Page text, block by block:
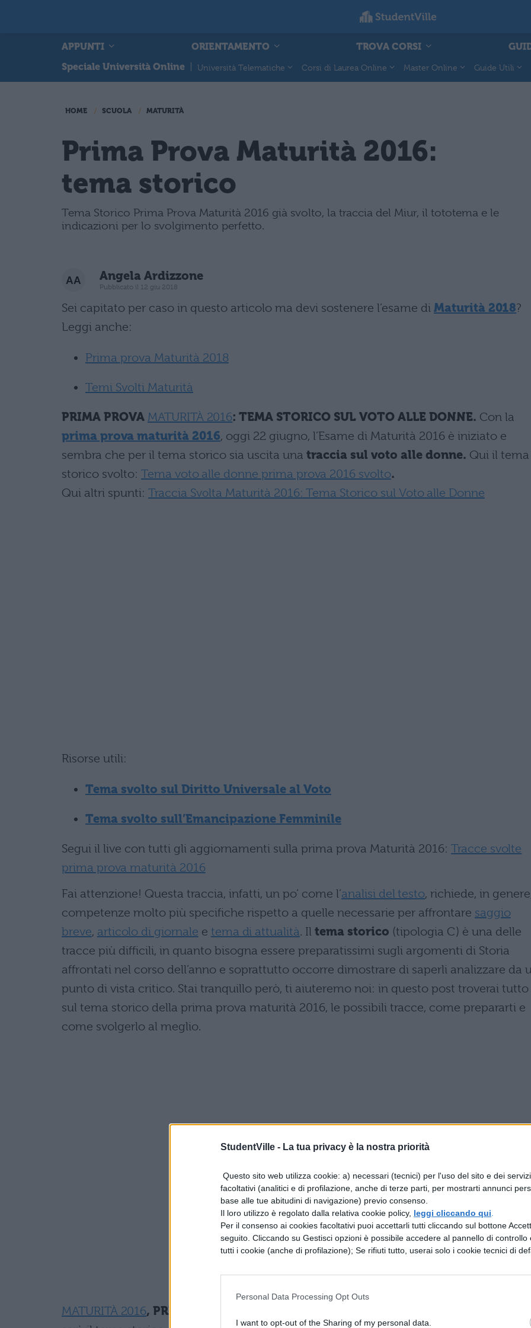
StudentVille - La tua privacy è la nostra priorità
Questo sito web utilizza cookie: a) necessari (tecnici) per l'uso del sito e dei
facoltativi (analitici e di profilazione, anche di terze parti, per mostrarti annunci
base alle tue abitudini di navigazione) previo consenso.
Il loro utilizzo è regolato dalla relativa cookie policy, leggi cliccando qui
Per il consenso ai cookies facoltativi puoi accettarli tutti cliccando sul bottone
seguito. Cliccando su Gestisci opzioni è possibile accedere al pannello di controllo
tutti i cookie (anche di profilazione); Se rifiuti tutto, userai solo i cookie tecnici di
Personal Data Processing Opt Outs
I want to opt-out of the Sharing of my personal data.
APPUNTI ORIENTAMENTO TROVA CORSI
Speciale Università Online
Università Telematiche Corsi di Laurea Online Master Online Guide Utili
HOME SCUOLA MATURITÀ
Prima Prova Maturità 2016:
tema storico
Tema Storico Prima Prova Maturità 2016 già svolto, la traccia del Miur, il tototema e le
indicazioni per lo svolgimento perfetto.
Angela Ardizzone
Pubblicato il 12 giu 2018
Sei capitato per caso in questo articolo ma devi sostenere l’esame di Maturità 2018?
Leggi anche:
Prima prova Maturità 2018
Temi Svolti Maturità
PRIMA PROVA MATURITÀ 2016: TEMA STORICO SUL VOTO ALLE DONNE. Con la
prima prova maturità 2016, oggi 22 giugno, l’Esame di Maturità 2016 è iniziato e
sembra che per il tema storico sia uscita una traccia sul voto alle donne. Qui il tema
storico svolto: Tema voto alle donne prima prova 2016 svolto.
Qui altri spunti: Traccia Svolta Maturità 2016: Tema Storico sul Voto alle Donne
Risorse utili:
Tema svolto sul Diritto Universale al Voto
Tema svolto sull’Emancipazione Femminile
Segui il live con tutti gli aggiornamenti sulla prima prova Maturità 2016: Tracce svolte
prima prova maturità 2016
Fai attenzione! Questa traccia, infatti, un po’ come l’analisi del testo, richiede, in
competenze molto più specifiche rispetto a quelle necessarie per affrontare saggio
breve, articolo di giornale e tema di attualità. Il tema storico (tipologia C) è una delle
tracce più difficili, in quanto bisogna essere preparatissimi sugli argomenti di Storia
affrontati nel corso dell’anno e soprattutto occorre dimostrare di saperli analizzare da
punto di vista critico. Stai tranquillo però, ti aiuteremo noi: in questo post troverai tutto
sul tema storico della prima prova maturità 2016, le possibili tracce, come prepararti e
come svolgerlo al meglio.
MATURITÀ 2016, PRIMA PROVA: